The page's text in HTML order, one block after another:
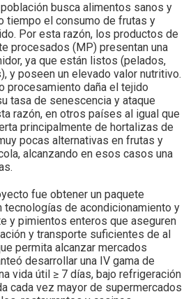
busca alimentos sanos y
tiempo el consumo de frutas y
Por esta razón, los productos de
procesados (MP) presentan una
ya que están listos (pelados,
y poseen un elevado valor nutritivo.
procesamiento daña el tejido
tasa de senescencia y ataque
razón, en otros países al igual que
principalmente de hortalizas de
pocas alternativas en frutas y
alcanzando en esos casos una
fue obtener un paquete
tecnologías de acondicionamiento y
y pimientos enteros que aseguren
y transporte suficientes de al
permita alcanzar mercados
desarrollar una IV gama de
vida útil ≥ 7 días, bajo refrigeración
cada vez mayor de supermercados